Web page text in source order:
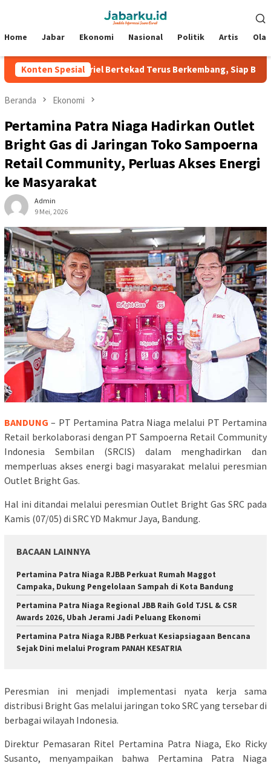
Mobile
Home Jabar Ekonomi Nasional Politik Artis
Konten Spesial
Nazriel Bertekad Terus Berkembang, Siap Bantu Persib
Beranda Ekonomi
Pertamina Patra Niaga Hadirkan Outlet
Bright Gas di Jaringan Toko Sampoerna
Retail Community, Perluas Akses Energi
ke Masyarakat
Admin
9 Mei, 2026
BANDUNG – PT Pertamina Patra Niaga melalui PT Pertamina
Retail berkolaborasi dengan PT Sampoerna Retail Community
Indonesia Sembilan (SRCIS) dalam menghadirkan dan
memperluas akses energi bagi masyarakat melalui peresmian
Outlet Bright Gas.
Hal ini ditandai melalui peresmian Outlet Bright Gas SRC pada
Kamis (07/05) di SRC YD Makmur Jaya, Bandung.
BACAAN LAINNYA
Pertamina Patra Niaga RJBB Perkuat Rumah Maggot
Campaka, Dukung Pengelolaan Sampah di Kota Bandung
Pertamina Patra Niaga Regional JBB Raih Gold TJSL & CSR
Awards 2026, Ubah Jerami Jadi Peluang Ekonomi
Pertamina Patra Niaga RJBB Perkuat Kesiapsiagaan Bencana
Sejak Dini melalui Program PANAH KESATRIA
Peresmian ini menjadi implementasi nyata kerja sama
distribusi Bright Gas melalui jaringan toko SRC yang tersebar di
berbagai wilayah Indonesia.
Direktur Pemasaran Ritel Pertamina Patra Niaga, Eko Ricky
Susanto, menyampaikan bahwa Pertamina Patra Niaga